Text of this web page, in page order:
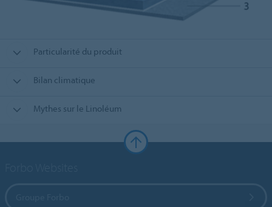
Particularité du produit
Bilan climatique
Mythes sur le Linoléum